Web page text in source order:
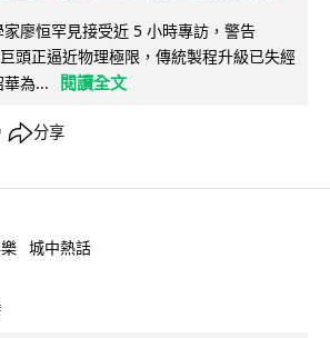
廖恒罕見接受近 5 小時專訪，警告
頭正逼近物理極限，傳統製程升級已失經
為...
閱讀全文
分享
城中熱話